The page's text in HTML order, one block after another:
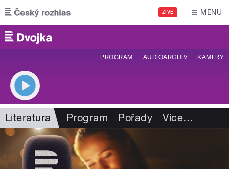
Přejít k hlavnímu obsahu
ŽIVĚ MENU
PROGRAM AUDIOARCHIV KAMERY
Literatura Program Pořady Více…